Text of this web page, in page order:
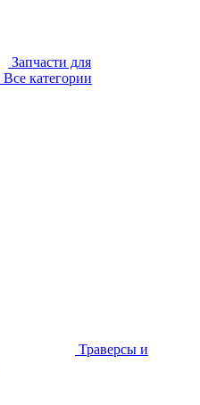
Запчасти для
Все категории
Траверсы и